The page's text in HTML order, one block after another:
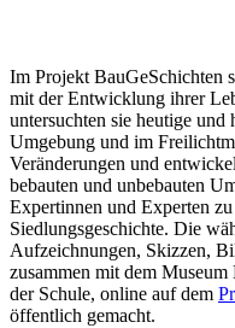
Im Projekt BauGeSchichten
mit der Entwicklung ihrer
untersuchten sie heutige und
Umgebung und im
Veränderungen und
bebauten und unbebauten
Expertinnen und Experten
Siedlungsgeschichte. Die
Aufzeichnungen, Skizzen,
zusammen mit dem
der Schule, online auf dem
öffentlich gemacht.